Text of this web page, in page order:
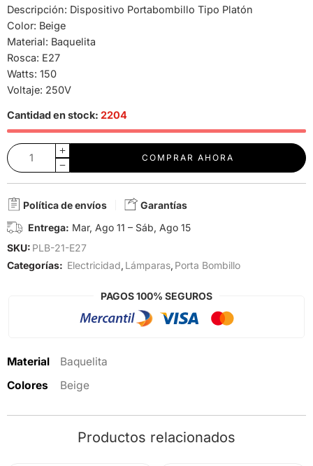
Descripción: Dispositivo Portabombillo Tipo Platón
Color: Beige
Material: Baquelita
Rosca: E27
Watts: 150
Voltaje: 250V
Cantidad en stock: 2204
COMPRAR AHORA
Política de envíos
Garantías
Entrega: Mar, Ago 11 – Sáb, Ago 15
SKU: PLB-21-E27
Categorías: Electricidad, Lámparas, Porta Bombillo
PAGOS 100% SEGUROS
Material
Baquelita
Colores
Beige
Productos relacionados